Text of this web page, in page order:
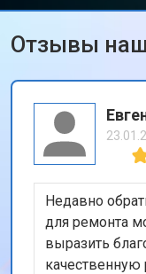
Отзывы
Недавно
для ремонта
выразить
качественную